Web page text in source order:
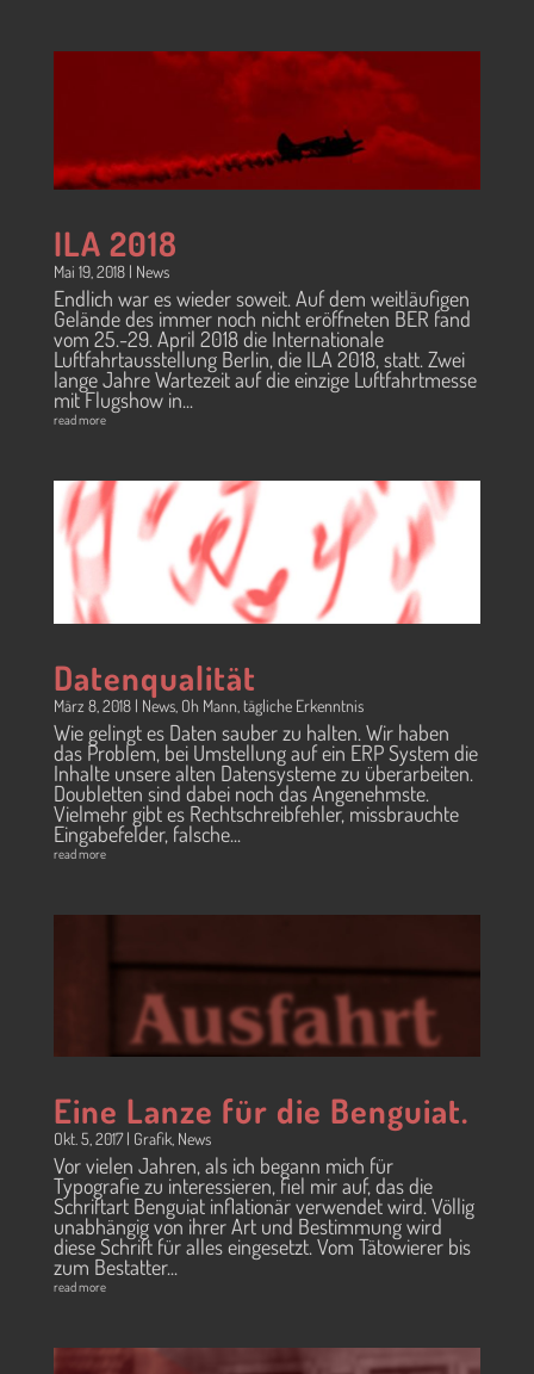
ILA 2018
Mai 19, 2018| News
Endlich war es wieder soweit. Auf dem weitläufigen
Gelände des immer noch nicht eröffneten BER fand
vom 25.-29. April 2018 die Internationale
Luftfahrtausstellung Berlin, die ILA 2018, statt. Zwei
lange Jahre Wartezeit auf die einzige Luftfahrtmesse
mit Flugshow in...
read more
Datenqualität
März 8, 2018| News, Oh Mann tägliche Erkenntnis
Wie gelingt es Daten sauber zu halten. Wir haben
das Problem, bei Umstellung auf ein ERP System die
Inhalte unsere alten Datensysteme zu überarbeiten.
Doubletten sind dabei noch das Angenehmste.
Vielmehr gibt es Rechtschreibfehler, missbrauchte
Eingabefelder, falsche...
read more
Eine Lanze für die Benguiat.
Okt. 5, 2017| Grafik, News
Vor vielen Jahren, als ich begann mich für
Typografie zu interessieren, fiel mir auf, das die
Schriftart Benguiat inflationär verwendet wird. Völlig
unabhängig von ihrer Art und Bestimmung wird
diese Schrift für alles eingesetzt. Vom Tätowierer bis
zum Bestatter...
read more